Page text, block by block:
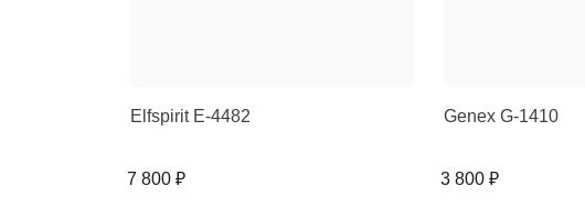
Elfspirit E-4482
7 800 ₽
Genex G-1410
3 800 ₽